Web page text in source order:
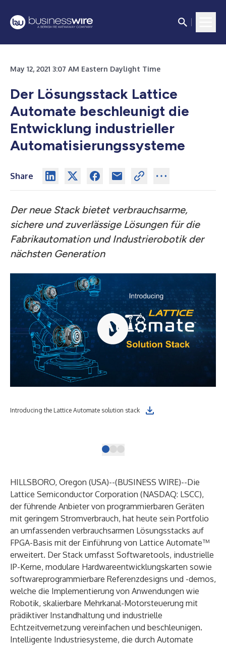
May 12, 2021 3:07 AM Eastern Daylight Time
Der Lösungsstack Lattice
Automate beschleunigt die
Entwicklung industrieller
Automatisierungssysteme
Share
Der neue Stack bietet verbrauchsarme,
sichere und zuverlässige Lösungen für die
Fabrikautomation und Industrierobotik der
nächsten Generation
Introducing the Lattice Automate solution stack
HILLSBORO, Oregon (USA)--(BUSINESS WIRE)--Die
Lattice Semiconductor Corporation (NASDAQ: LSCC),
der führende Anbieter von programmierbaren Geräten
mit geringem Stromverbrauch, hat heute sein Portfolio
an umfassenden verbrauchsarmen Lösungsstacks auf
FPGA-Basis mit der Einführung von Lattice Automate™
erweitert. Der Stack umfasst Softwaretools, industrielle
IP-Kerne, modulare Hardwareentwicklungskarten sowie
softwareprogrammierbare Referenzdesigns und -demos,
welche die Implementierung von Anwendungen wie
Robotik, skalierbare Mehrkanal-Motorsteuerung mit
prädiktiver Instandhaltung und industrielle
Echtzeitvernetzung vereinfachen und beschleunigen.
Intelligente Industriesysteme, die durch Automate